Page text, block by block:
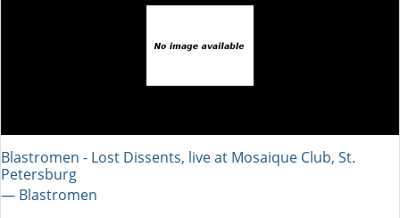
Blastromen - Lost Dissents, live at Mosaique Club, St.
Petersburg
― Blastromen